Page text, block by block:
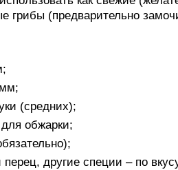
грибы (предварительно
(средних);
обжарки;
другие специи – по